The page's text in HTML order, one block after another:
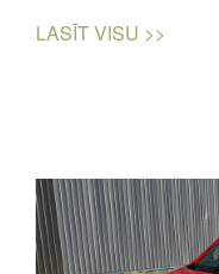
LASĪT VISU >>